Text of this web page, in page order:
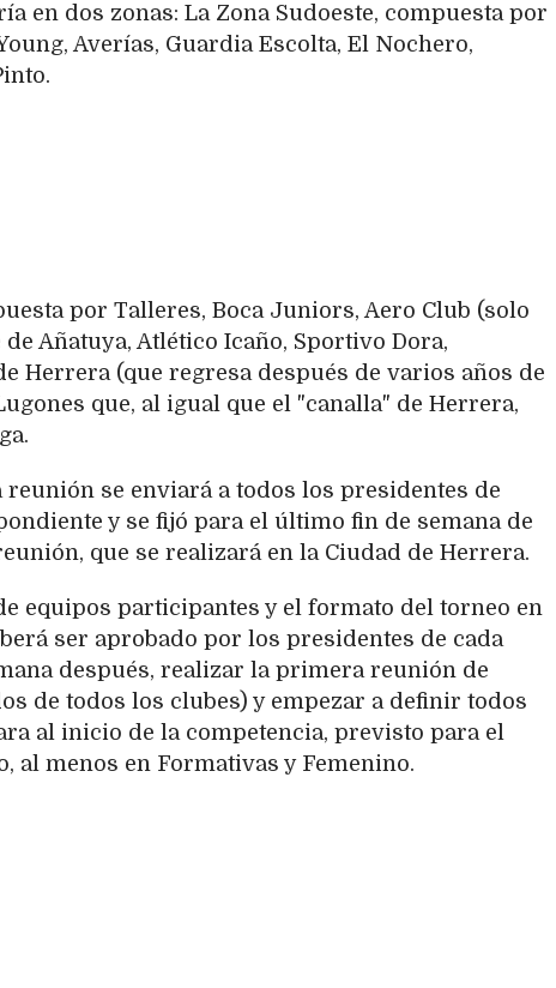
en dos zonas: La Zona Sudoeste, compuesta por
Averías, Guardia Escolta, El Nochero,
por Talleres, Boca Juniors, Aero Club (solo
Añatuya, Atlético Icaño, Sportivo Dora,
Herrera (que regresa después de varios años de
que, al igual que el "canalla" de Herrera,
se enviará a todos los presidentes de
y se fijó para el último fin de semana de
que se realizará en la Ciudad de Herrera.
equipos participantes y el formato del torneo en
ser aprobado por los presidentes de cada
después, realizar la primera reunión de
de todos los clubes) y empezar a definir todos
al inicio de la competencia, previsto para el
al menos en Formativas y Femenino.